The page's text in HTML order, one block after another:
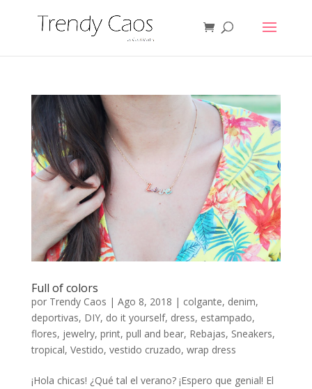
Full of colors
por Trendy Caos | Ago 8, 2018 | colgante, denim,
deportivas, DIY, do it yourself, dress, estampado,
flores, jewelry, print, pull and bear, Rebajas, Sneakers,
tropical, Vestido, vestido cruzado, wrap dress
¡Hola chicas! ¿Qué tal el verano? ¡Espero que genial! El